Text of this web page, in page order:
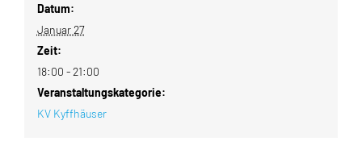
Datum:
Januar 27
Zeit:
18:00 - 21:00
Veranstaltungskategorie:
KV Kyffhäuser